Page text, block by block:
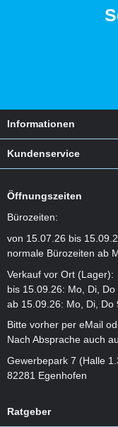
Informationen
Kundenservice
Öffnungszeiten
Bürozeiten:
von 15.07.26 bis
normale Bürozeiten ab
Verkauf vor Ort (Lager):
bis 15.09.26: Mo, Di,
ab 15.09.26: Mo, Di, Do
Bitte vorher per eMail
Nach Absprache auch
Gewerbepark 7 (Halle
82281 Egenhofen
Ratgeber